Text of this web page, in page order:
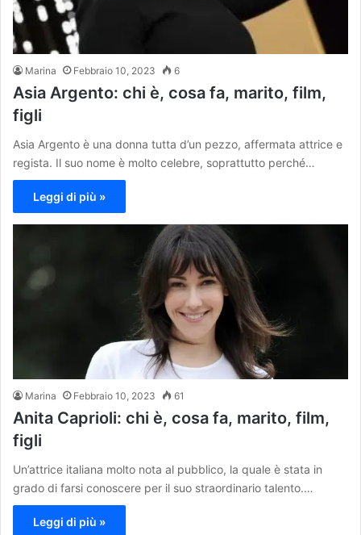
Marina Febbraio 10, 2023 6
Asia Argento: chi è, cosa fa, marito, film,
figli
Asia Argento è una donna tutta d’un pezzo, affermata attrice e
regista. Il suo nome è molto celebre, soprattutto perché…
Leggi di più »
Marina Febbraio 10, 2023 61
Anita Caprioli: chi è, cosa fa, marito, film,
figli
Un’attrice italiana molto nota al pubblico, la quale è stata in
grado di farsi conoscere per il suo straordinario talento.…
Leggi di più »